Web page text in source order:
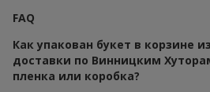
FAQ
Как упакован букет в корзине
доставки по Винницким
пленка или коробка?